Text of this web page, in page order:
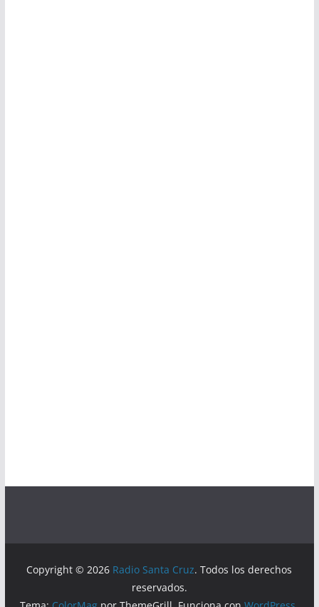
Copyright © 2026 Radio Santa Cruz. Todos los derechos
reservados.